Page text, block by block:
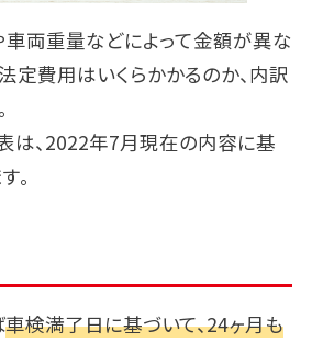
両重量などによって金額が異な
定費用はいくらかかるのか、内訳
、2022年7月現在の内容に基
。
車検満了日に基づいて、24ヶ月も